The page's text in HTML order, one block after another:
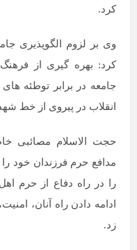
کرد.
وی بر لزوم الگوپذیری
کرد: بهره گیری از
جامعه در برابر توطئه
انقلاب در پیروی از خط
حجت الاسلام مصائبی
مدافع حرم فرزندان خود
را در راه دفاع از حرم
ادامه دادن راه آنان،
زد.